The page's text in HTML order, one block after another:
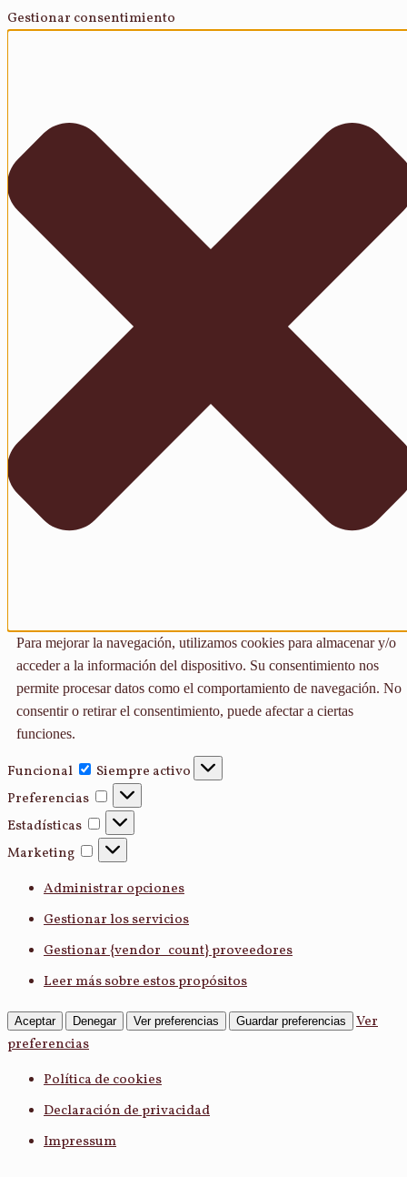
Gestionar consentimiento
Para mejorar la navegación, utilizamos cookies para almacenar y/o
acceder a la información del dispositivo. Su consentimiento nos
permite procesar datos como el comportamiento de navegación. No
consentir o retirar el consentimiento, puede afectar a ciertas
funciones.
Funcional Funcional
Siempre activo
Preferencias
Preferencias
Estadísticas
Estadísticas
Marketing
Marketing
Administrar opciones
Gestionar los servicios
Gestionar {vendor_count} proveedores
Leer más sobre estos propósitos
Aceptar Denegar Ver preferencias Guardar preferencias
Ver
preferencias
Política de cookies
Declaración de privacidad
Impressum